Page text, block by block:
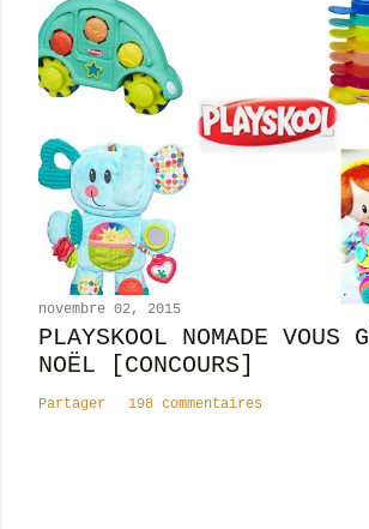
novembre 02, 2015
PLAYSKOOL NOMADE VOUS
NOËL [CONCOURS]
Partager 198 commentaires